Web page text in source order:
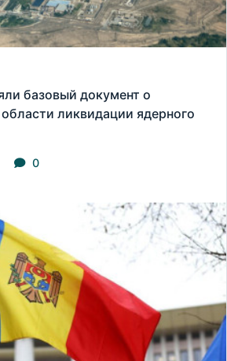
базовый документ о
ликвидации ядерного
0